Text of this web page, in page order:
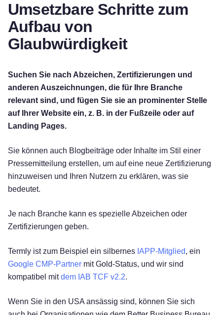
Umsetzbare Schritte zum
Aufbau von
Glaubwürdigkeit
Suchen Sie nach Abzeichen, Zertifizierungen und
anderen Auszeichnungen, die für Ihre Branche
relevant sind, und fügen Sie sie an prominenter Stelle
auf Ihrer Website ein, z. B. in der Fußzeile oder auf
Landing Pages.
Sie können auch Blogbeiträge oder Inhalte im Stil einer
Pressemitteilung erstellen, um auf eine neue Zertifizierung
hinzuweisen und Ihren Nutzern zu erklären, was sie
bedeutet.
Je nach Branche kann es spezielle Abzeichen oder
Zertifizierungen geben.
Termly ist zum Beispiel ein silbernes IAPP-Mitglied, ein
Google CMP-Partner mit Gold-Status, und wir sind
kompatibel mitdem IAB TCF v2.2.
Wenn Sie in den USA ansässig sind, können Sie sich